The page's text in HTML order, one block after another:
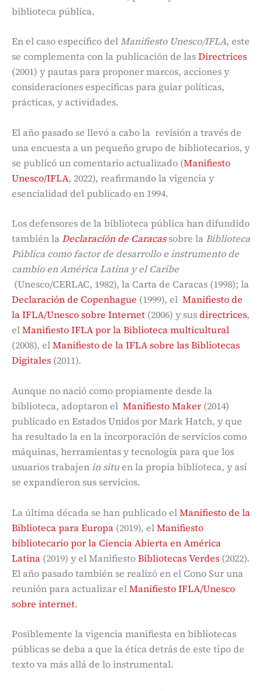
biblioteca pública.
En el caso específico delManifiesto Unesco/IFLA, este
se complementa con la publicación de lasDirectrices
(2001) y pautas para proponer marcos, acciones y
consideraciones específicas para guiar políticas,
prácticas, y actividades.
El año pasado se llevó a cabo la revisión a través de
una encuesta a un pequeño grupo de bibliotecarios, y
se publicó un comentario actualizado (Manifiesto
Unesco/IFLA, 2022), reafirmando la vigencia y
esencialidad del publicado en 1994.
Los defensores de la biblioteca pública han difundido
también laDeclaración de Caracassobre laBiblioteca
Pública como factor de desarrollo e instrumento de
cambio en América Latina y el Caribe
(Unesco/CERLAC, 1982), la Carta de Caracas (1998); la
Declaración de Copenhague (1999), el Manifiesto de
la IFLA/Unesco sobre Internet (2006) y susdirectrices,
elManifiesto IFLA por la Biblioteca multicultural
(2008), elManifiesto de la IFLA sobre las Bibliotecas
Digitales (2011).
Aunque no nació como propiamente desde la
biblioteca, adoptaron el Manifiesto Maker (2014)
publicado en Estados Unidos por Mark Hatch, y que
ha resultado la en la incorporación de servicios como
máquinas, herramientas y tecnología para que los
usuarios trabajen in situen la propia biblioteca, y así
se expandieron sus servicios.
La última década se han publicado elManifiesto de la
Biblioteca para Europa (2019), elManifiesto
bibliotecario por la Ciencia Abierta en América
Latina (2019) y el ManifiestoBibliotecas Verdes (2022).
El año pasado también se realizó en el Cono Sur una
reunión para actualizar elManifiesto IFLA/Unesco
sobre internet.
Posiblemente la vigencia manifiesta en bibliotecas
públicas se deba a que la ética detrás de este tipo de
texto va más allá de lo instrumental.